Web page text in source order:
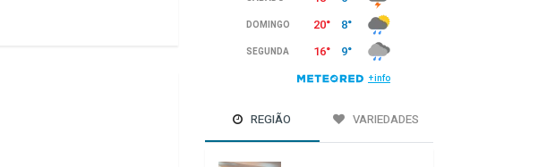
REGIÃO VARIEDADES